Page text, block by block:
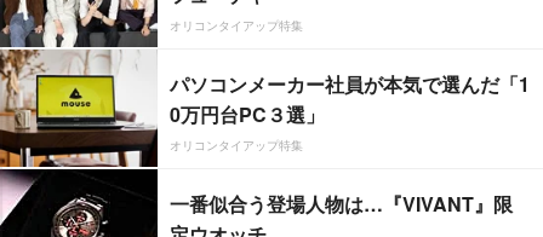
オリコンタイアップ特集
パソコンメーカー社員が本気で選んだ「1
0万円台PC３選」
オリコンタイアップ特集
一番似合う登場人物は…『VIVANT』限